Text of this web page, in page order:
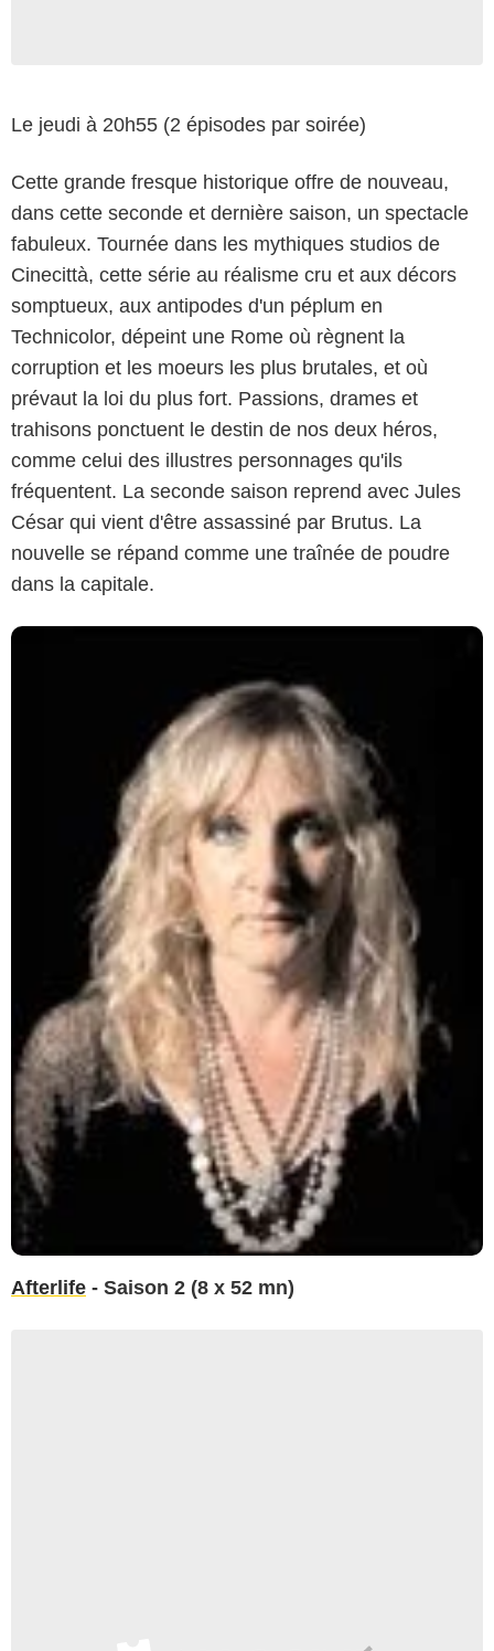
Le jeudi à 20h55 (2 épisodes par soirée)
Cette grande fresque historique offre de nouveau,
dans cette seconde et dernière saison, un spectacle
fabuleux. Tournée dans les mythiques studios de
Cinecittà, cette série au réalisme cru et aux décors
somptueux, aux antipodes d'un péplum en
Technicolor, dépeint une Rome où règnent la
corruption et les moeurs les plus brutales, et où
prévaut la loi du plus fort. Passions, drames et
trahisons ponctuent le destin de nos deux héros,
comme celui des illustres personnages qu'ils
fréquentent. La seconde saison reprend avec Jules
César qui vient d'être assassiné par Brutus. La
nouvelle se répand comme une traînée de poudre
dans la capitale.
Afterlife - Saison 2 (8 x 52 mn)